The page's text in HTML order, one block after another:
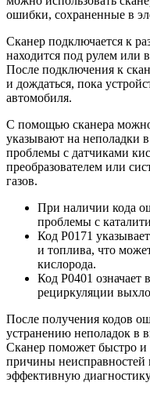
ошибки, сохраненные в
Сканер подключается к
находится под рулем или
После подключения к
и дождаться, пока
автомобиля.
С помощью сканера
указывают на неполадки
проблемы с датчиками
преобразователем или
газов.
При наличии кода
проблемы с
Код P0171
и топлива, что
кислорода.
Код P0401
рециркуляции
После получения кодов
устранению неполадок в
Сканер поможет быстро
причины неисправностей
эффективную